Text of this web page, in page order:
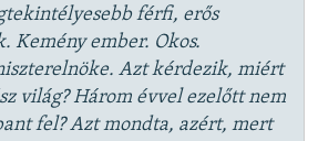
férfi, erős
Kemény ember. Okos.
Azt kérdezik, miért
világ? Három évvel ezelőtt nem
fel? Azt mondta, azért, mert